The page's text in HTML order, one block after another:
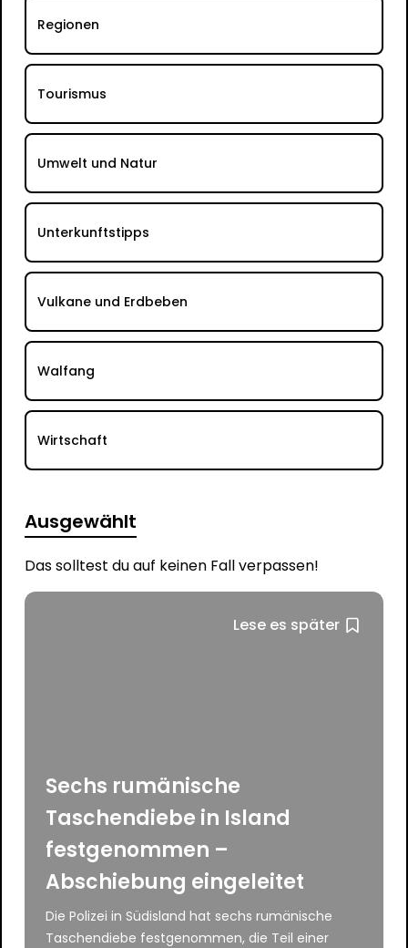
Regionen
Tourismus
Umwelt und Natur
Unterkunftstipps
Vulkane und Erdbeben
Walfang
Wirtschaft
Ausgewählt
Das solltest du auf keinen Fall verpassen!
Lese es später
Sechs rumänische
Taschendiebe in Island
festgenommen –
Abschiebung eingeleitet
Die Polizei in Südisland hat sechs rumänische
Taschendiebe festgenommen, die Teil einer